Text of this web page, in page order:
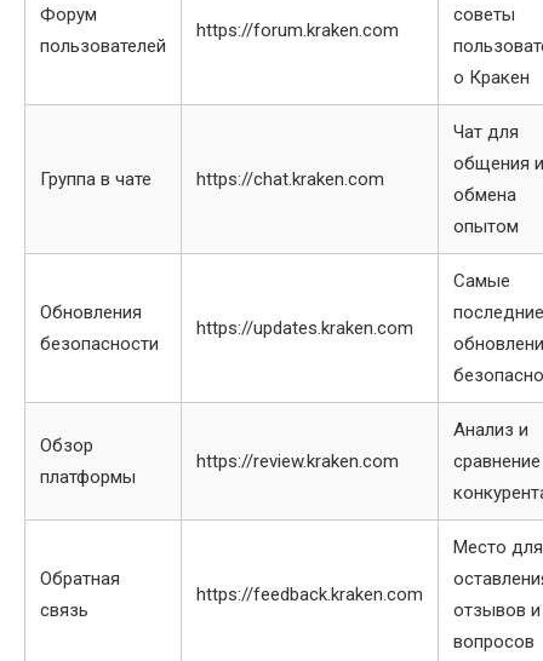
Форум
пользователей
https://forum.kraken.com
советы
о Кракен
Группа в чате https://chat.kraken.com
Чат для
общения и
обмена
опытом
Обновления
безопасности
https://updates.kraken.com
Самые
последние
Обзор
платформы
https://review.kraken.com
Анализ и
Обратная
связь
https://feedback.kraken.com
Место для
отзывов и
вопросов